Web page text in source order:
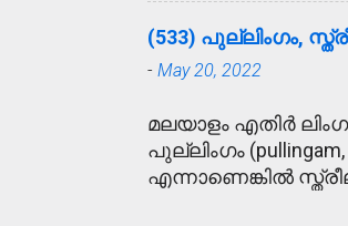
ആശ്ലേഷിക്കുക -
ആശ്ലേഷിച്ചു. 5.
സാക്ഷിയായി. 6.
ഓടിയൊളിച്ചു. 8.
9. നിറവേറ്റുക -
10. ശുണ്ഠി - പുതിയ
(533) പുല്ലിംഗം,
- May 20, 2022
മലയാളം എതിർ
പുല്ലിംഗം
എന്നാണെങ്കിൽ